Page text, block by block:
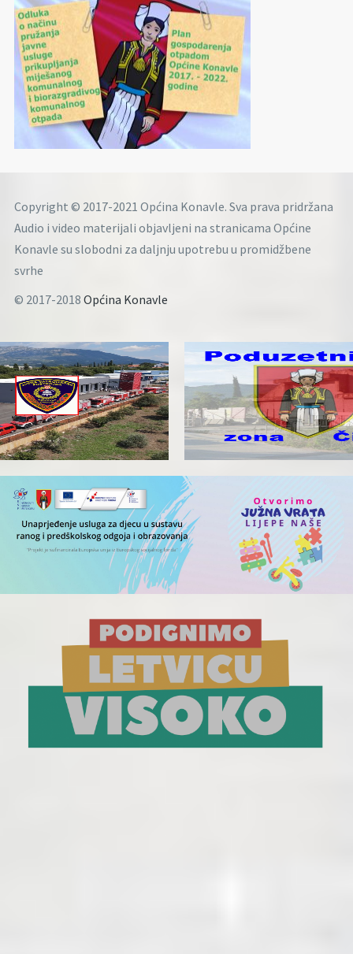
Copyright © 2017-2021 Općina Konavle. Sva prava pridržana
Audio i video materijali objavljeni na stranicama Općine
Konavle su slobodni za daljnju upotrebu u promidžbene
svrhe
© 2017-2018 Općina Konavle